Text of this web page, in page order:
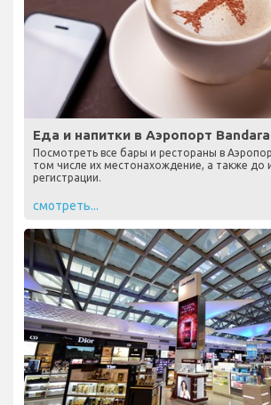
Еда и напитки в Аэропорт
Посмотреть все бары и рестораны в
том числе их местонахождение, а также до
регистрации.
смотреть...